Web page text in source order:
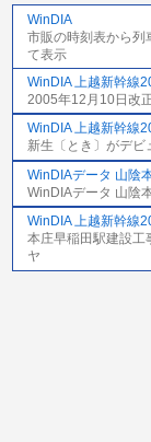
WinDIA
市販の時刻表から列
て表示
WinDIA 上越新幹線
2005年12月10日改
WinDIA 上越新幹線
新生〔とき〕がデ
WinDIAデータ 山陰
WinDIAデータ 山陰
WinDIA 上越新幹線
本庄早稲田駅建設工
ヤ